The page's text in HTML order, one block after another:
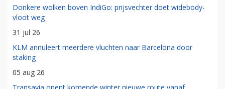
Donkere wolken boven IndiGo: prijsvechter doet widebody-
vloot weg
31 jul 26
KLM annuleert meerdere vluchten naar Barcelona door
staking
05 aug 26